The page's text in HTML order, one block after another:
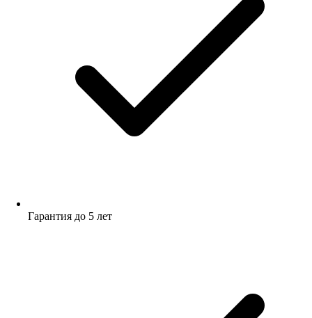
Гарантия до 5 лет